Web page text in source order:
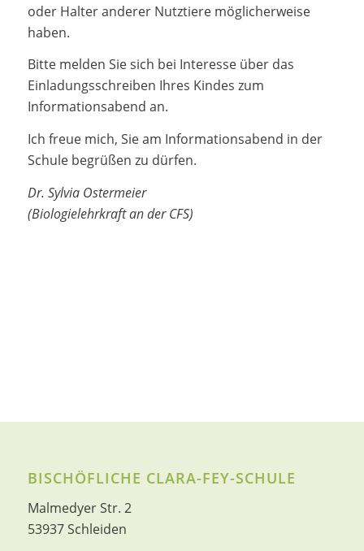
oder Halter anderer Nutztiere möglicherweise
haben.
Bitte melden Sie sich bei Interesse über das
Einladungsschreiben Ihres Kindes zum
Informationsabend an.
Ich freue mich, Sie am Informationsabend in der
Schule begrüßen zu dürfen.
Dr. Sylvia Ostermeier
(Biologielehrkraft an der CFS)
BISCHÖFLICHE CLARA-FEY-SCHULE
Malmedyer Str. 2
53937 Schleiden